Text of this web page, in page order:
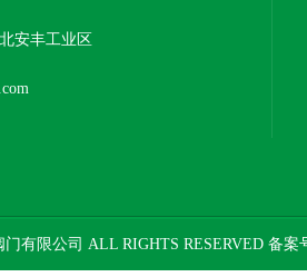
安丰工业区
有限公司 ALL RIGHTS RESERVED 备案